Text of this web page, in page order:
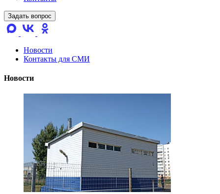
Задать вопрос
Новости
Контакты для СМИ
Новости